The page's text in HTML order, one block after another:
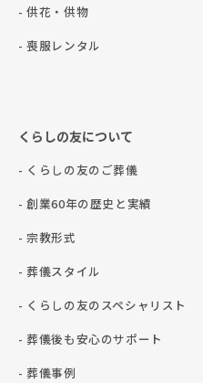
- 供花・供物
- 喪服レンタル
くらしの友について
- くらしの友のご葬儀
- 創業60年の歴史と実績
- 宗教形式
- 葬儀スタイル
- くらしの友のスペシャリスト
- 葬儀後も安心のサポート
- 葬儀事例